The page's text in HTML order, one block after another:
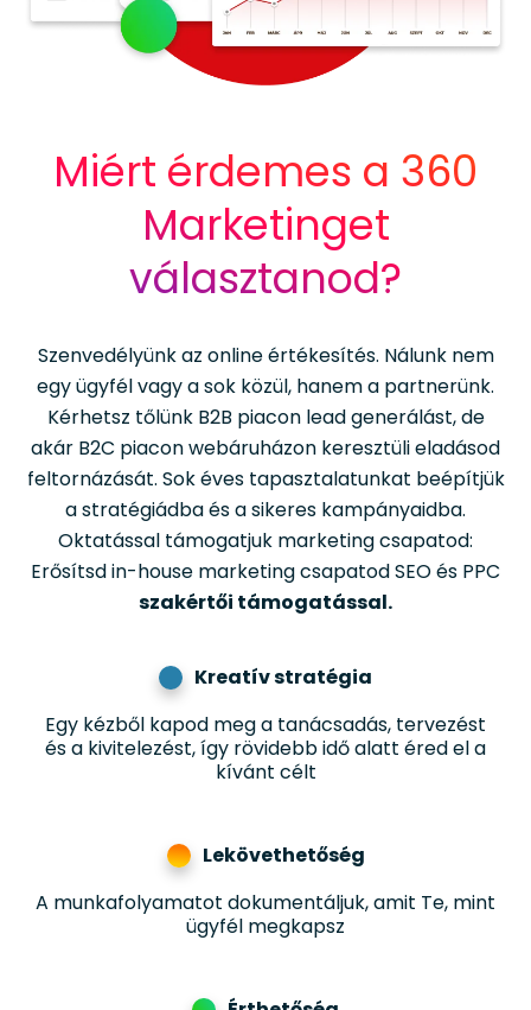
Miért érdemes a 360
Marketinget
választanod?
Szenvedélyünk az online értékesítés. Nálunk nem
egy ügyfél vagy a sok közül, hanem a partnerünk.
Kérhetsz tőlünk B2B piacon lead generálást, de
akár B2C piacon webáruházon keresztüli eladásod
feltornázását. Sok éves tapasztalatunkat beépítjük
a stratégiádba és a sikeres kampányaidba.
Oktatással támogatjuk marketing csapatod:
Erősítsd in-house marketing csapatod SEO és PPC
szakértői támogatással.
Kreatív stratégia
Egy kézből kapod meg a tanácsadás, tervezést
és a kivitelezést, így rövidebb idő alatt éred el a
kívánt célt
Lekövethetőség
A munkafolyamatot dokumentáljuk, amit Te, mint
ügyfél megkapsz